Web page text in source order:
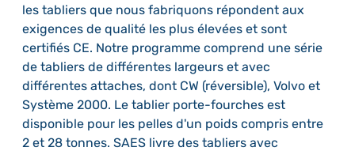
les tabliers que nous fabriquons répondent aux
exigences de qualité les plus élevées et sont
certifiés CE. Notre programme comprend une série
de tabliers de différentes largeurs et avec
différentes attaches, dont CW (réversible), Volvo et
Système 2000. Le tablier porte-fourches est
disponible pour les pelles d'un poids compris entre
2 et 28 tonnes. SAES livre des tabliers avec